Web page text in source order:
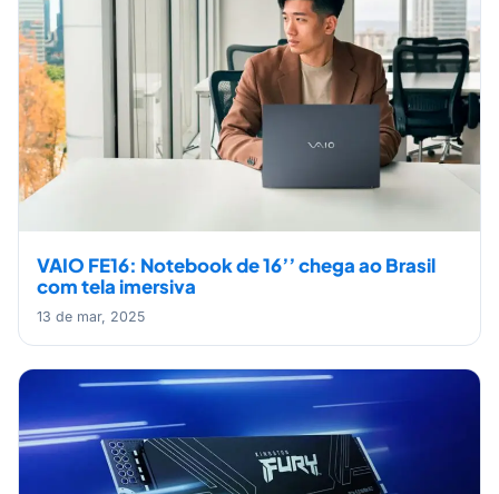
VAIO FE16: Notebook de 16’’ chega ao Brasil
com tela imersiva
13 de mar, 2025